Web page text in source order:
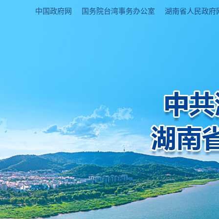
中国政府网 国务院台湾事务办公室 湖南省人民政府